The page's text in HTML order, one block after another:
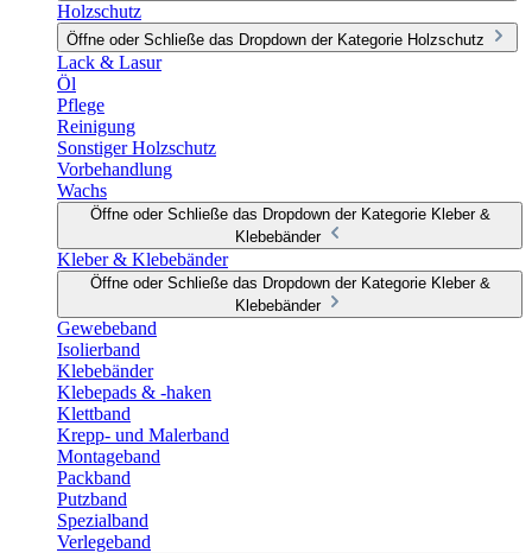
Holzschutz
Öffne oder Schließe das Dropdown der Kategorie Holzschutz
Lack & Lasur
Öl
Pflege
Reinigung
Sonstiger Holzschutz
Vorbehandlung
Wachs
Öffne oder Schließe das Dropdown der Kategorie Kleber &
Klebebänder
Kleber & Klebebänder
Öffne oder Schließe das Dropdown der Kategorie Kleber &
Klebebänder
Gewebeband
Isolierband
Klebebänder
Klebepads & -haken
Klettband
Krepp- und Malerband
Montageband
Packband
Putzband
Spezialband
Verlegeband